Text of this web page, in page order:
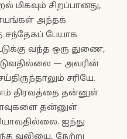
சிறப்பானது,
அந்தக்
பேயாக
வந்த ஒரு துணை,
— அவரின்
சரியே.
திரவத்தை தன்னுள்
தன்னுள்
ஐந்து
வலியை, நேற்று